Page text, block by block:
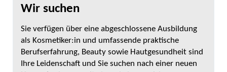
Wir suchen
Sie verfügen über eine abgeschlossene Ausbildung
als Kosmetiker:in und umfassende praktische
Berufserfahrung, Beauty sowie Hautgesundheit sind
Ihre Leidenschaft und Sie suchen nach einer neuen